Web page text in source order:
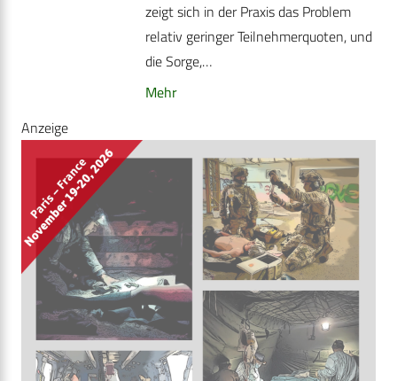
zeigt sich in der Praxis das Problem
relativ geringer Teilnehmerquoten, und
die Sorge,…
Mehr
Anzeige